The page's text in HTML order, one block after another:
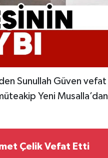
Sunullah Güven vefat
Yeni Musalla’dan
Çelik Vefat Etti